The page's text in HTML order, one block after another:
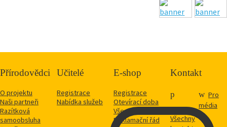
Přírodovědci
O projektu
Naši partneři
Razítková
samoobsluha
Učitelé
Registrace
Nabídka služeb
E-shop
Registrace
Otevírací doba
Vše o nákupu
Reklamační řád
Kontakt
Všechny
Pro
média